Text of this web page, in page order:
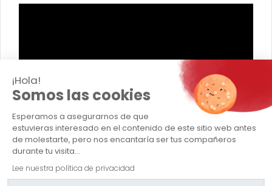
¡Hola!
Somos las cookies
Esperamos a asegurarnos de que
estuvieras interesado en el contenido de este sitio web antes
de molestarte, pero nos encantaría ser tus compañeros
durante tu visita...
Lee nuestra política de privacidad
TRANSPORTS CAPELLE
Empresa
Transporte excepcional